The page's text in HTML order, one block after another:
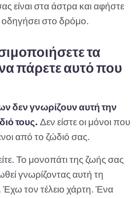
είναι στα άστρα και αφήστε
στο δρόμο.
τα
πάρετε αυτό που
δεν γνωρίζουν αυτή την
τους. Δεν είστε οι μόνοι που
από το ζώδιό σας.
Το μονοπάτι της ζωής σας
γνωρίζοντας αυτή τη
Έχω τον τέλειο χάρτη. Ένα